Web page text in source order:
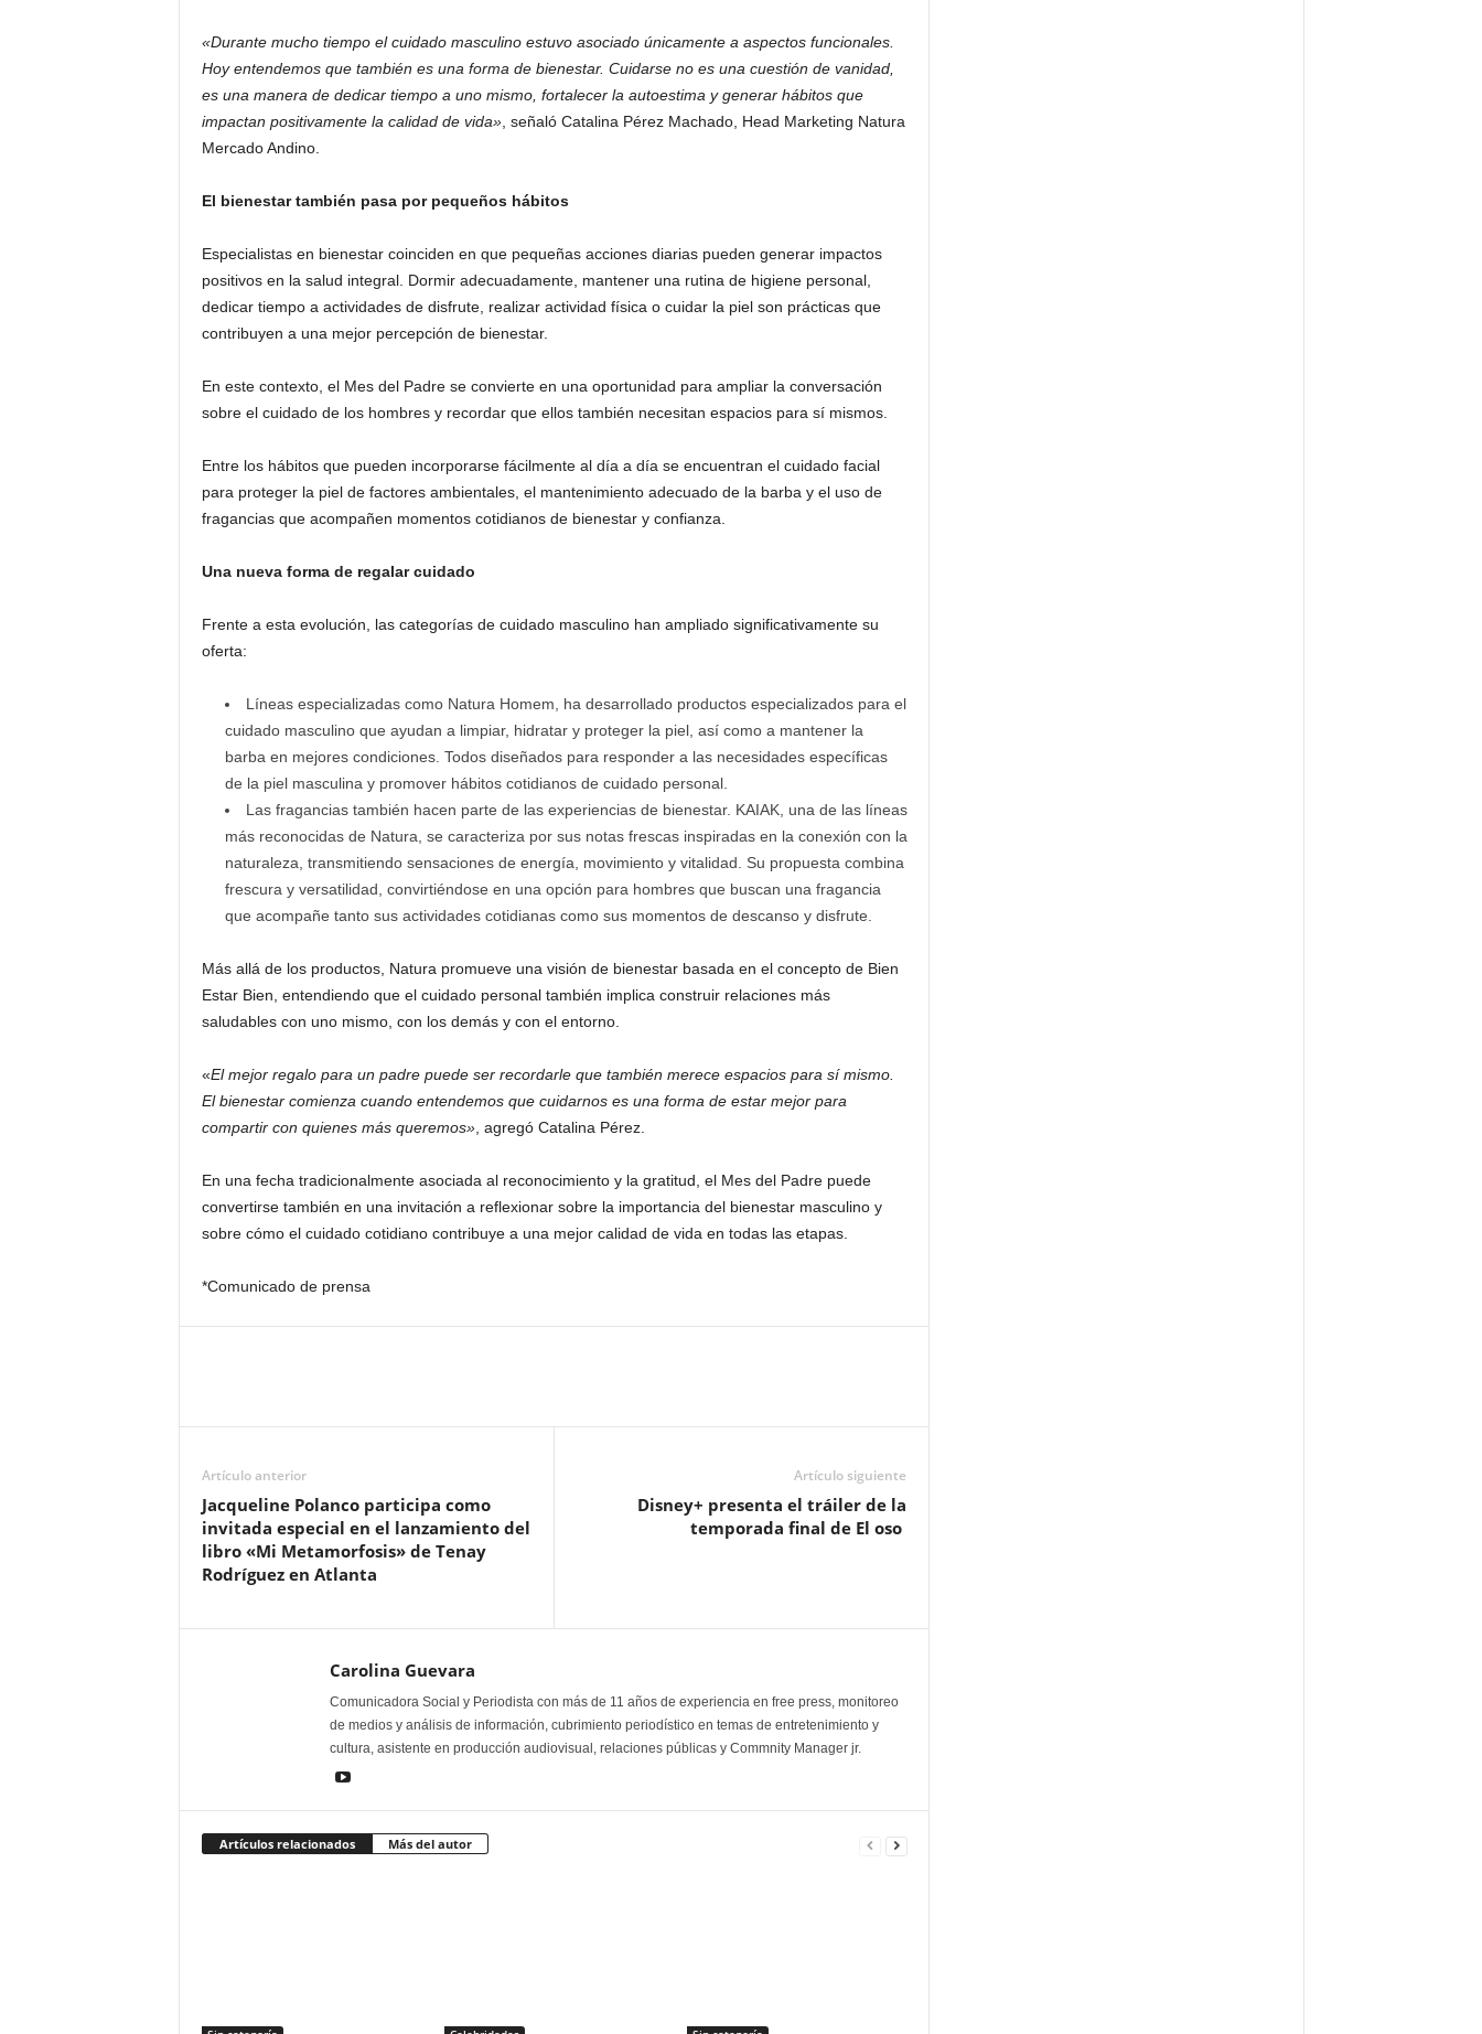
«Durante mucho tiempo el cuidado masculino estuvo asociado únicamente a aspectos funcionales.
Hoy entendemos que también es una forma de bienestar. Cuidarse no es una cuestión de vanidad,
es una manera de dedicar tiempo a uno mismo, fortalecer la autoestima y generar hábitos que
impactan positivamente la calidad de vida», señaló Catalina Pérez Machado, Head Marketing Natura
Mercado Andino.
El bienestar también pasa por pequeños hábitos
Especialistas en bienestar coinciden en que pequeñas acciones diarias pueden generar impactos
positivos en la salud integral. Dormir adecuadamente, mantener una rutina de higiene personal,
dedicar tiempo a actividades de disfrute, realizar actividad física o cuidar la piel son prácticas que
contribuyen a una mejor percepción de bienestar.
En este contexto, el Mes del Padre se convierte en una oportunidad para ampliar la conversación
sobre el cuidado de los hombres y recordar que ellos también necesitan espacios para sí mismos.
Entre los hábitos que pueden incorporarse fácilmente al día a día se encuentran el cuidado facial
para proteger la piel de factores ambientales, el mantenimiento adecuado de la barba y el uso de
fragancias que acompañen momentos cotidianos de bienestar y confianza.
Una nueva forma de regalar cuidado
Frente a esta evolución, las categorías de cuidado masculino han ampliado significativamente su
oferta:
Líneas especializadas como Natura Homem, ha desarrollado productos especializados para el
cuidado masculino que ayudan a limpiar, hidratar y proteger la piel, así como a mantener la
barba en mejores condiciones. Todos diseñados para responder a las necesidades específicas
de la piel masculina y promover hábitos cotidianos de cuidado personal.
Las fragancias también hacen parte de las experiencias de bienestar. KAIAK, una de las líneas
más reconocidas de Natura, se caracteriza por sus notas frescas inspiradas en la conexión con la
naturaleza, transmitiendo sensaciones de energía, movimiento y vitalidad. Su propuesta combina
frescura y versatilidad, convirtiéndose en una opción para hombres que buscan una fragancia
que acompañe tanto sus actividades cotidianas como sus momentos de descanso y disfrute.
Más allá de los productos, Natura promueve una visión de bienestar basada en el concepto de Bien
Estar Bien, entendiendo que el cuidado personal también implica construir relaciones más
saludables con uno mismo, con los demás y con el entorno.
«El mejor regalo para un padre puede ser recordarle que también merece espacios para sí mismo.
El bienestar comienza cuando entendemos que cuidarnos es una forma de estar mejor para
compartir con quienes más queremos», agregó Catalina Pérez.
En una fecha tradicionalmente asociada al reconocimiento y la gratitud, el Mes del Padre puede
convertirse también en una invitación a reflexionar sobre la importancia del bienestar masculino y
sobre cómo el cuidado cotidiano contribuye a una mejor calidad de vida en todas las etapas.
*Comunicado de prensa
Artículo anterior
Jacqueline Polanco participa como
invitada especial en el lanzamiento del
libro «Mi Metamorfosis» de Tenay
Rodríguez en Atlanta
Artículo siguiente
Disney+ presenta el tráiler de la
temporada final de El oso
Carolina Guevara
Comunicadora Social y Periodista con más de 11 años de experiencia en free press, monitoreo
de medios y análisis de información, cubrimiento periodístico en temas de entretenimiento y
cultura, asistente en producción audiovisual, relaciones públicas y Commnity Manager jr.
Artículos relacionados Más del autor